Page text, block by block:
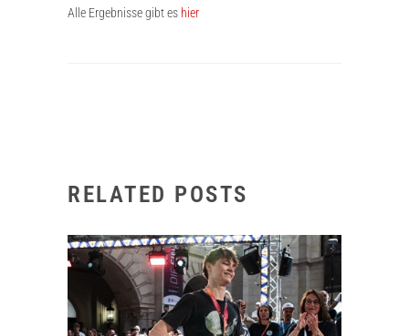
Alle Ergebnisse gibt es hier
RELATED POSTS